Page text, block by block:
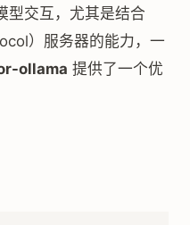
型交互，尤其是结合
）服务器的能力，一
ollama 提供了一个优